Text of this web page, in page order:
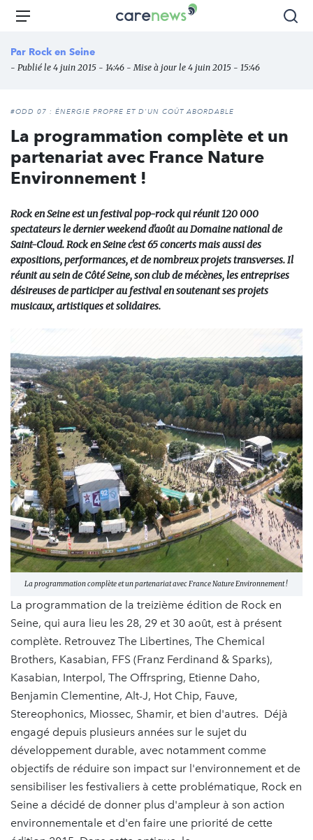
Aller
principal
Carenews,
des
l'engagement
Menu
Par Rock en Seine
- Publié le 4 juin 2015 - 14:46 - Mise à jour le 4 juin 2015 - 15:46
#ODD 07 : ÉNERGIE PROPRE ET D'UN COÛT ABORDABLE
La programmation complète et un
partenariat avec France Nature
Environnement !
Rock en Seine est un festival pop-rock qui réunit 120 000
spectateurs le dernier weekend d'août au Domaine national de
Saint-Cloud. Rock en Seine c'est 65 concerts mais aussi des
expositions, performances, et de nombreux projets transverses. Il
réunit au sein de Côté Seine, son club de mécènes, les entreprises
désireuses de participer au festival en soutenant ses projets
musicaux, artistiques et solidaires.
La programmation complète et un partenariat avec France Nature Environnement !
La programmation de la treizième édition de Rock en
Seine, qui aura lieu les 28, 29 et 30 août, est à présent
complète. Retrouvez The Libertines, The Chemical
Brothers, Kasabian, FFS (Franz Ferdinand & Sparks),
Kasabian, Interpol, The Offrspring, Etienne Daho,
Benjamin Clementine, Alt-J, Hot Chip, Fauve,
Stereophonics, Miossec, Shamir, et bien d'autres. Déjà
engagé depuis plusieurs années sur le sujet du
développement durable, avec notamment comme
objectifs de réduire son impact sur l'environnement et de
sensibiliser les festivaliers à cette problématique, Rock en
Seine a décidé de donner plus d'ampleur à son action
environnementale et d'en faire une priorité de cette